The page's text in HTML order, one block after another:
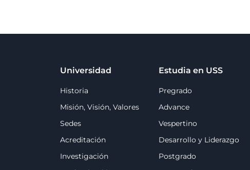
Universidad
Historia
Misión, Visión, Valores
Sedes
Acreditación
Investigación
Estudia en USS
Pregrado
Advance
Vespertino
Desarrollo y Liderazgo
Postgrado